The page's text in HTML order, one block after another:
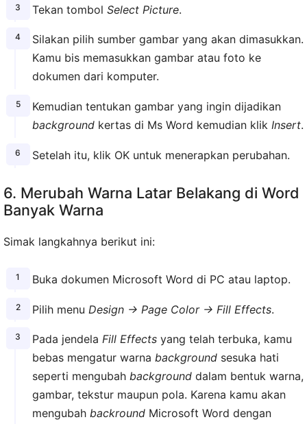
Tekan tombol Select Picture.
Silakan pilih sumber gambar yang akan dimasukkan.
Kamu bis memasukkan gambar atau foto ke
dokumen dari komputer.
Kemudian tentukan gambar yang ingin dijadikan
backgroundkertas di Ms Word kemudian klik Insert.
Setelah itu, klik OK untuk menerapkan perubahan.
6. Merubah Warna Latar Belakang di Word
Banyak Warna
Simak langkahnya berikut ini:
Buka dokumen Microsoft Word di PC atau laptop.
Pilih menu Design → Page Color → Fill Effects.
Pada jendela Fill Effectsyang telah terbuka, kamu
bebas mengatur warna backgroundsesuka hati
seperti mengubah backgrounddalam bentuk warna,
gambar, tekstur maupun pola. Karena kamu akan
mengubah backroundMicrosoft Word dengan